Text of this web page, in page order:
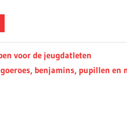
voor de jeugdatleten
benjamins, pupillen en